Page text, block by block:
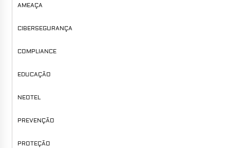
AMEAÇA
CIBERSEGURANÇA
COMPLIANCE
EDUCAÇÃO
NEOTEL
PREVENÇÃO
PROTEÇÃO